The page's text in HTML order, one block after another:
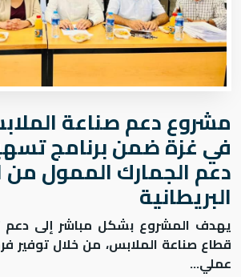
ﻣﺸﺮوع دﻋﻢ ﺻﻨﺎﻋﺔ
ﻓﻲ ﻏﺰة ﺿﻤﻦ ﺑﺮﻧﺎﻣﺞ
دﻋﻢ اﻟﺠﻤﺎرك اﻟﻤﻤﻮل ﻣﻦ
اﻟﺒﺮﻳﻄﺎﻧﻴﺔ
يهدف المشروع بشكل مباشر إلىدعم
قطاع صناعة الملابس، من خلال توفير
عملي...